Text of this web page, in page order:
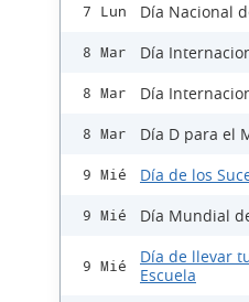
7 Lun Día Nacional
8 Mar Día
8 Mar Día
8 Mar Día D para el
9 Mié Día de los
9 Mié Día Mundial
9 Mié
Día de llevar
Escuela